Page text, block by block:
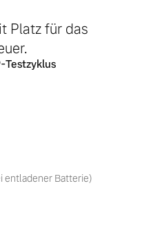
von Original
und
Kompletträder.
Sie unsere
Platz für das
Testzyklus
entladener Batterie)